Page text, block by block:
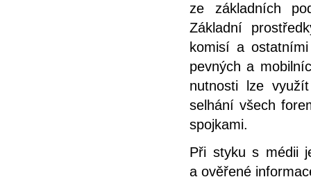
ze základních
Základní
komisí a
pevných a
nutnosti lze
selhání všech
spojkami.
Při styku s médii
a ověřené